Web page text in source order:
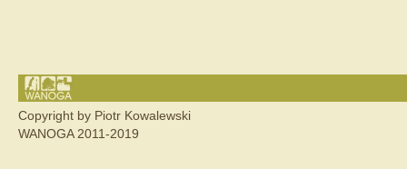
Copyright by Piotr Kowalewski
WANOGA 2011-2019